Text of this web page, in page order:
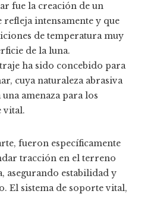
fue la creación de un
intensamente y que
de temperatura muy
de la luna.
ha sido concebido para
cuya naturaleza abrasiva
amenaza para los
vital.
fueron específicamente
tracción en el terreno
asegurando estabilidad y
El sistema de soporte vital,